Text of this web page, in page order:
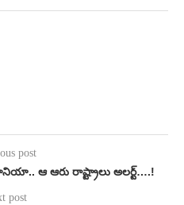
post
ఆ ఆరు రాష్ట్రాలు అలర్ట్….!
post